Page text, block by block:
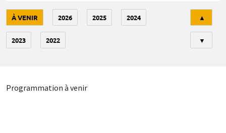
À VENIR 2026 2025 2024
2023 2022
▲
▼
Programmation à venir